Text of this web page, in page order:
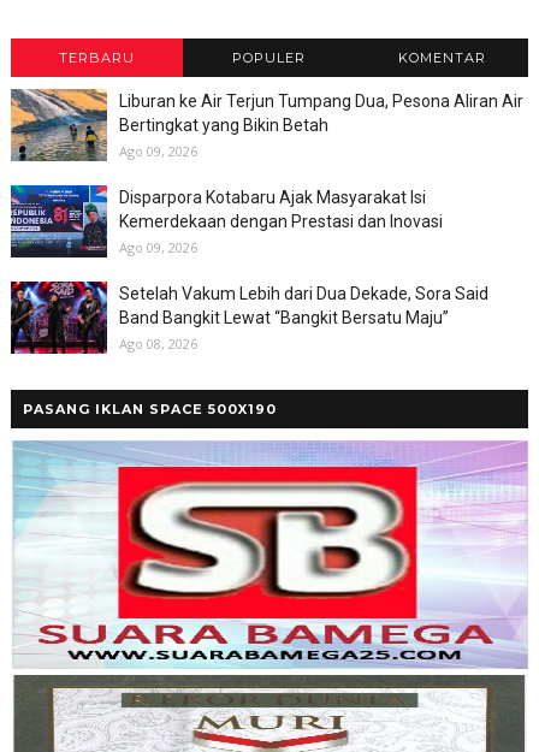
TERBARU POPULER KOMENTAR
Liburan ke Air Terjun Tumpang Dua, Pesona Aliran Air
Bertingkat yang Bikin Betah
Ago 09, 2026
Disparpora Kotabaru Ajak Masyarakat Isi
Kemerdekaan dengan Prestasi dan Inovasi
Ago 09, 2026
Setelah Vakum Lebih dari Dua Dekade, Sora Said
Band Bangkit Lewat “Bangkit Bersatu Maju”
Ago 08, 2026
PASANG IKLAN SPACE 500X190